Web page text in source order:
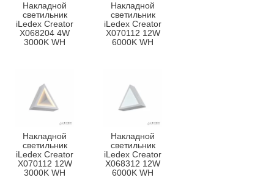
Накладной
светильник
iLedex Creator
X068204 4W
3000K WH
Накладной
светильник
iLedex Creator
X070112 12W
6000K WH
Накладной
светильник
iLedex Creator
X070112 12W
3000K WH
Накладной
светильник
iLedex Creator
X068312 12W
6000K WH